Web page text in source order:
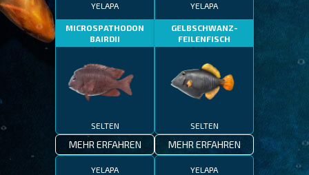
YELAPA
MICROSPATHODON
BAIRDII
SELTEN
MEHR ERFAHREN
YELAPA
GELBSCHWANZ-
FEILENFISCH
SELTEN
MEHR ERFAHREN
YELAPA YELAPA